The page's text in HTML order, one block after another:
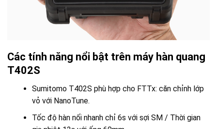
Các tính năng nổi bật trên máy hàn quang
T402S
Sumitomo T402S phù hợp cho FTTx: căn chỉnh lớp
vỏ với NanoTune.
Tốc độ hàn nối nhanh chỉ 6s với sợi SM / Thời gian